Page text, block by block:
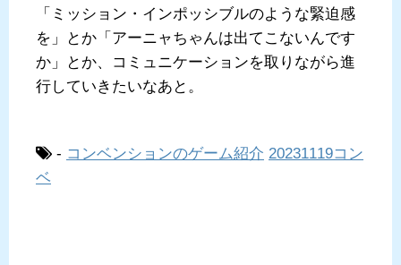
「ミッション・インポッシブルのような緊迫感
を」とか「アーニャちゃんは出てこないんです
か」とか、コミュニケーションを取りながら進
行していきたいなあと。
- コンベンションのゲーム紹介 20231119コン
ベ